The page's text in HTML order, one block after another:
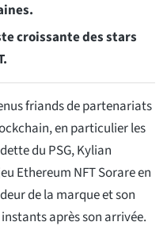
croissante des stars
friands de partenariats
en particulier les
du PSG, Kylian
Ethereum NFT Sorare en
de la marque et son
après son arrivée.